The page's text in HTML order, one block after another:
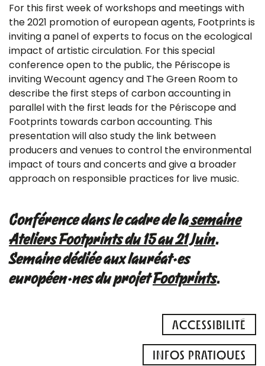
For this first week of workshops and meetings with
the 2021 promotion of european agents, Footprints is
inviting a panel of experts to focus on the ecological
impact of artistic circulation. For this special
conference open to the public, the Périscope is
inviting Wecount agency and The Green Room to
describe the first steps of carbon accounting in
parallel with the first leads for the Périscope and
Footprints towards carbon accounting. This
presentation will also study the link between
producers and venues to control the environmental
impact of tours and concerts and give a broader
approach on responsible practices for live music.
Conférence dans le cadre de lasemaine
Ateliers Footprints du 15 au 21 Juin.
Semaine dédiée aux lauréat·es
européen·nes du projetFootprints.
ACCESSIBILITÉ
INFOS PRATIQUES